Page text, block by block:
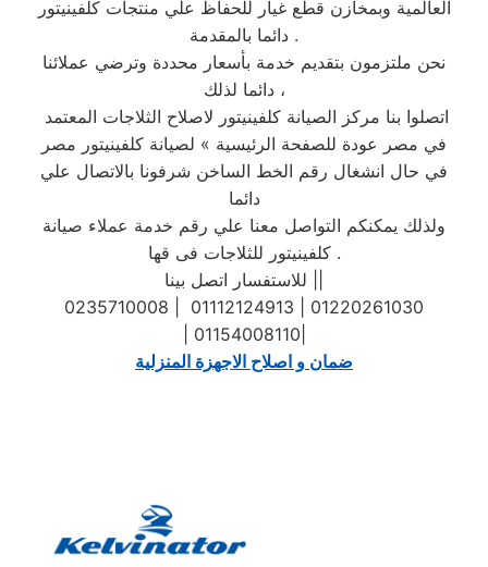
العالمية وبمخازن قطع غيار للحفاظ علي منتجات كلفينيتور
دائما بالمقدمة .
نحن ملتزمون بتقديم خدمة بأسعار محددة وترضي عملائنا
دائما لذلك ،
في مصر عودة للصفحة الرئيسية » لصيانة كلفينيتور مصر
في حال انشغال رقم الخط الساخن شرفونا بالاتصال علي
دائما
ولذلك يمكنكم التواصل معنا علي رقم خدمة عملاء صيانة
كلفينيتور للثلاجات فى قها .
0235710008 | 01112124913 | 01220261030
| 01154008110|
ضمان و اصلاح الاجهزة المنزلية